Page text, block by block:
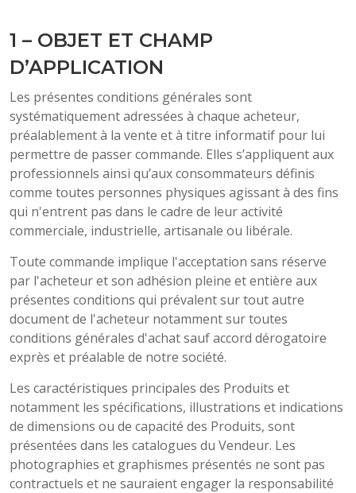
1 – OBJET ET CHAMP
D’APPLICATION
Les présentes conditions générales sont
systématiquement adressées à chaque acheteur,
préalablement à la vente et à titre informatif pour lui
permettre de passer commande. Elles s’appliquent aux
professionnels ainsi qu’aux consommateurs définis
comme toutes personnes physiques agissant à des fins
qui n'entrent pas dans le cadre de leur activité
commerciale, industrielle, artisanale ou libérale.
Toute commande implique l'acceptation sans réserve
par l'acheteur et son adhésion pleine et entière aux
présentes conditions qui prévalent sur tout autre
document de l'acheteur notamment sur toutes
conditions générales d'achat sauf accord dérogatoire
exprès et préalable de notre société.
Les caractéristiques principales des Produits et
notamment les spécifications, illustrations et indications
de dimensions ou de capacité des Produits, sont
présentées dans les catalogues du Vendeur. Les
photographies et graphismes présentés ne sont pas
contractuels et ne sauraient engager la responsabilité